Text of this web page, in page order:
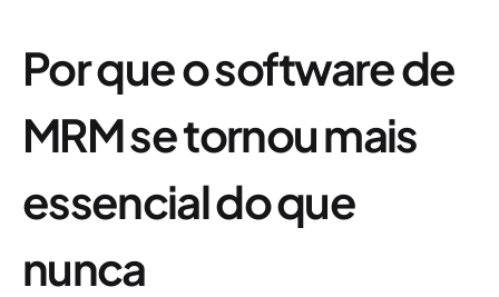
Por que o software de
MRM se tornou mais
essencial do que
nunca